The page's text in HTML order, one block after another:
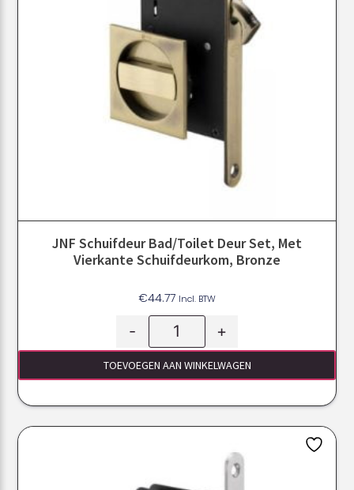
JNF Schuifdeur Bad/toilet Deur Set, Met
Vierkante Schuifdeurkom, Bronze
€44.77 Incl. BTW
- +
TOEVOEGEN AAN WINKELWAGEN